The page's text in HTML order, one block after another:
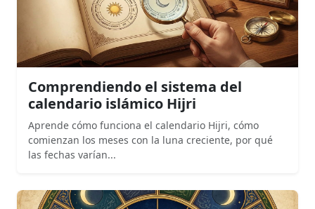
Comprendiendo el sistema del
calendario islámico Hijri
Aprende cómo funciona el calendario Hijri, cómo
comienzan los meses con la luna creciente, por qué
las fechas varían...